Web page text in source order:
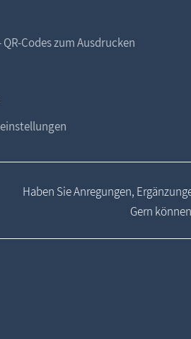
Codes zum Ausdrucken
Haben Sie Anregungen,
Gern